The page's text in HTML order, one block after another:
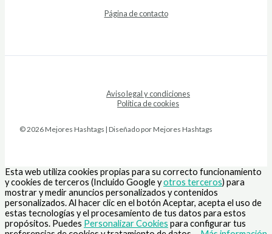
Página de contacto
Aviso legal y condiciones
Política de cookies
© 2026 Mejores Hashtags | Diseñado por Mejores Hashtags
Esta web utiliza cookies propias para su correcto funcionamiento
y cookies de terceros (Incluido Google yotros terceros) para
mostrar y medir anuncios personalizados y contenidos
personalizados. Al hacer clic en el botón Aceptar, acepta el uso de
estas tecnologías y el procesamiento de tus datos para estos
propósitos. Puedes Personalizar Cookies para configurar tus